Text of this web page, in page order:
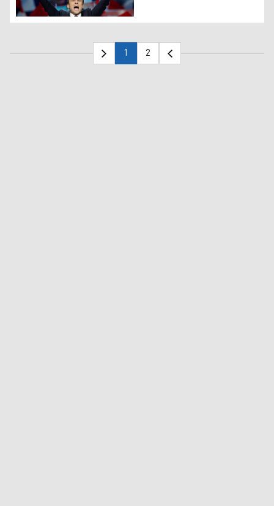
Macron yine kazandı
1 2